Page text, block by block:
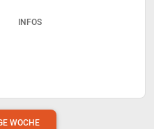
INFOS
WOCHE